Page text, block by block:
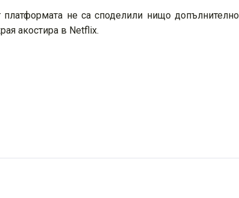
платформата не са споделили нищо
акостира в Netflix.